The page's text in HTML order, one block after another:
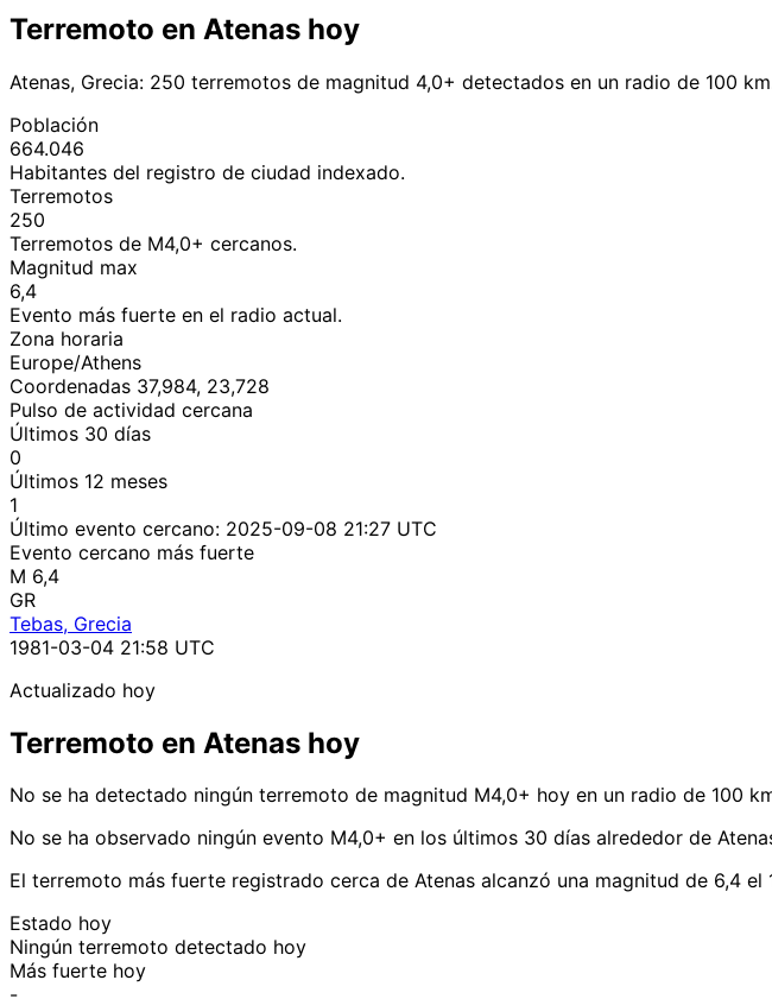
Terremoto en Atenas hoy
Atenas, Grecia: 250 terremotos de magnitud 4,0+ detectados en un radio de 100
Población
664.046
Habitantes del registro de ciudad indexado.
Terremotos
250
Terremotos de M4,0+ cercanos.
Magnitud max
6,4
Evento más fuerte en el radio actual.
Zona horaria
Europe/Athens
Coordenadas 37,984, 23,728
Pulso de actividad cercana
Últimos 30 días
0
Últimos 12 meses
1
Último evento cercano: 2025-09-08 21:27 UTC
Evento cercano más fuerte
M 6,4
GR
Tebas, Grecia
1981-03-04 21:58 UTC
Actualizado hoy
Terremoto en Atenas hoy
No se ha detectado ningún terremoto de magnitud M4,0+ hoy en un radio de 100
No se ha observado ningún evento M4,0+ en los últimos 30 días alrededor de
El terremoto más fuerte registrado cerca de Atenas alcanzó una magnitud de 6,4 el
Estado hoy
Ningún terremoto detectado hoy
Más fuerte hoy